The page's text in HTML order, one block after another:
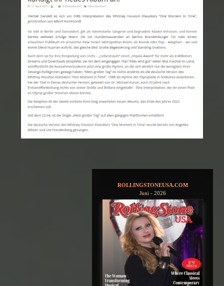
ROLLINGSTONEUSA.COM
Juni - 2026